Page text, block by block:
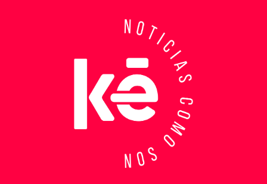
investigadores revisaron más de 200 cámaras de
seguridad públicas y privadas, además de analizar
cerca de 300 horas de grabaciones, con el objetivo
de reconstruir los movimientos de los sospechosos
y establecer patrones de comportamiento. Ese
seguimiento permitió identificar no solo el punto y
la modalidad de entrega del dinero, sino también la
posible existencia de otras víctimas que habrían
sido contactadas bajo el mismo esquema de
intimidación. Con la información recopilada, se
coordinó el operativo que culminó con la captura en
flagrancia. El procedimiento se realizó en el